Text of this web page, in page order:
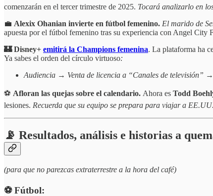
comenzarán en el tercer trimestre de 2025. Tocará analizarlo en
💼 Alexix Ohanian invierte en fútbol femenino. El marido de
apuesta por el fútbol femenino tras su experiencia con Angel City
🏰 Disney+ emitirá la Champions femenina. La plataforma ha
Ya sabes el orden del círculo virtuoso:
Audiencia → Venta de licencia a “Canales de televisión”
⚽ Afloran las quejas sobre el calendario. Ahora es Todd
lesiones. Recuerda que su equipo se prepara para viajar a
📡 Resultados, análisis e historias a
(para que no parezcas extraterrestre a la hora del café)
⚽️ Fútbol: